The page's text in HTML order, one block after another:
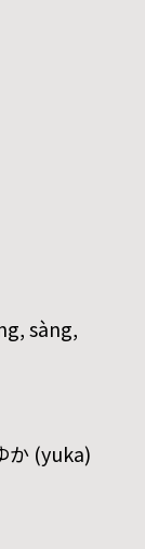
sàng,
か (yuka)